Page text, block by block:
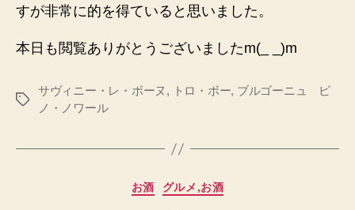
すが非常に的を得ていると思いました。
本日も閲覧ありがとうございましたm(_ _)m
タ
サヴィニー・レ・ボーヌ , トロ・ボー, ブルゴーニュ ピ
ノ・ノワール
カ
お酒 グルメ,お酒